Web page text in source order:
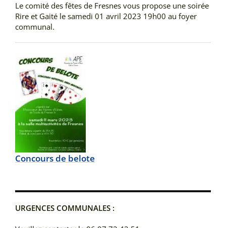
Le comité des fêtes de Fresnes vous propose une soirée
Rire et Gaité le samedi 01 avril 2023 19h00 au foyer
communal.
Concours de belote
URGENCES COMMUNALES :